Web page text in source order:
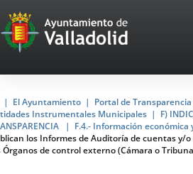
Portal
Web
del
Ayuntamiento
de
Valladolid
El Ayuntamiento Portal de Transparencia
Instrumentales Municipales
F)
F.4.- Información
los Informes de Auditoría de cuentas y/o
Órganos de control externo (Cámara o